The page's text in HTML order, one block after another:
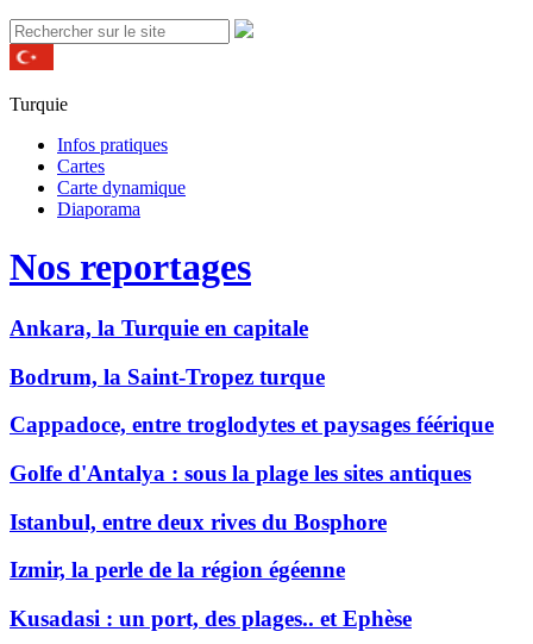
Turquie
Infos pratiques
Cartes
Carte dynamique
Diaporama
Nos reportages
Ankara, la Turquie en capitale
Bodrum, la Saint-Tropez turque
Cappadoce, entre troglodytes et paysages féérique
Golfe d'Antalya : sous la plage les sites antiques
Istanbul, entre deux rives du Bosphore
Izmir, la perle de la région égéenne
Kusadasi : un port, des plages.. et Ephèse